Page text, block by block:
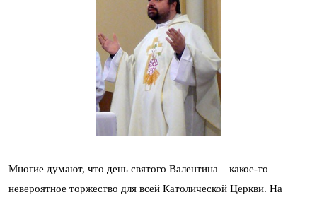
Многие думают, что день святого Валентина – какое-то
невероятное торжество для всей Католической Церкви. На